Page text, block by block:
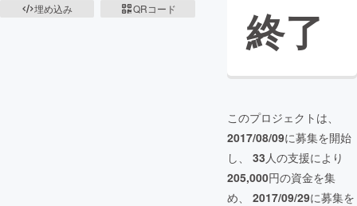
埋め込み
QRコード 終了
このプロジェクトは、
2017/08/09に募集を開始
し、 33人の支援により
205,000円の資金を集
め、 2017/09/29に募集を